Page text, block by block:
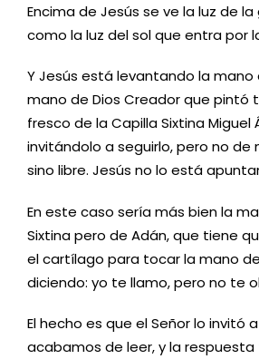
Encima de Jesús se ve la luz de
como la luz del sol que entra por
Y Jesús está levantando la
mano de Dios Creador que pintó
fresco de la Capilla Sixtina Miguel
invitándolo a seguirlo, pero no de
sino libre. Jesús no lo está
En este caso sería más bien la
Sixtina pero de Adán, que tiene
el cartílago para tocar la mano
diciendo: yo te llamo, pero no te
El hecho es que el Señor lo invitó
acabamos de leer, y la